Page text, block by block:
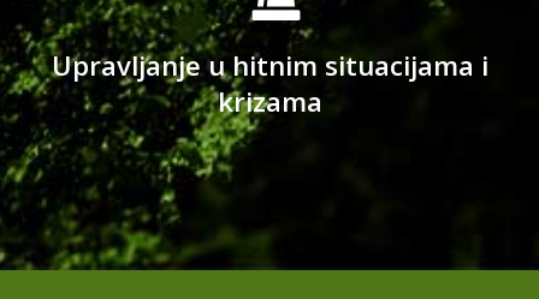
Upravljanje u hitnim situacijama i
krizama